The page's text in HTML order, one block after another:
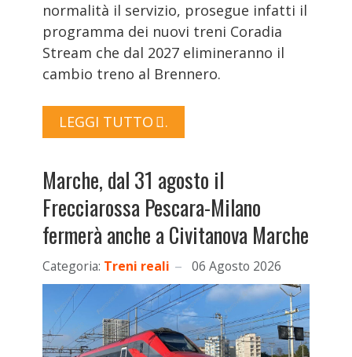
normalità il servizio, prosegue infatti il
programma dei nuovi treni Coradia
Stream che dal 2027 elimineranno il
cambio treno al Brennero.
LEGGI TUTTO …
Marche, dal 31 agosto il
Frecciarossa Pescara-Milano
fermerà anche a Civitanova Marche
Categoria: Treni reali 06 Agosto 2026